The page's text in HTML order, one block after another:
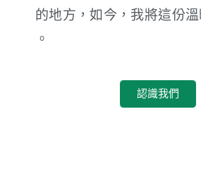
的地方，如今，我將這份
。
認識我們